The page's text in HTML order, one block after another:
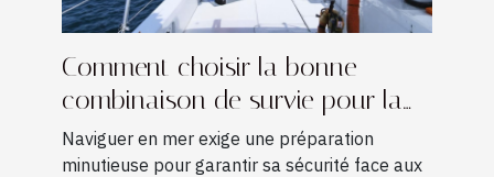
Comment choisir la bonne
combinaison de survie pour la
navigation ?
Naviguer en mer exige une préparation
minutieuse pour garantir sa sécurité face aux